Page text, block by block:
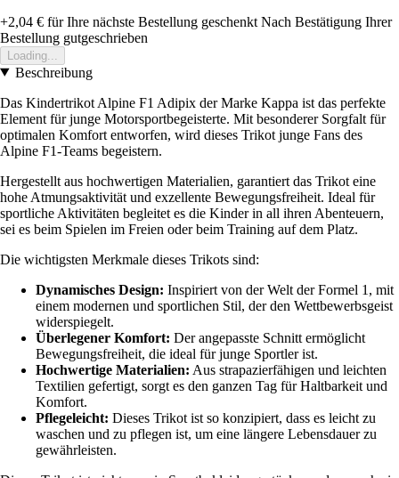
+2,04 € für Ihre nächste Bestellung geschenkt Nach Bestätigung Ihrer
Bestellung gutgeschrieben
Loading...
Beschreibung
Das Kindertrikot Alpine F1 Adipix der Marke Kappa ist das perfekte
Element für junge Motorsportbegeisterte. Mit besonderer Sorgfalt für
optimalen Komfort entworfen, wird dieses Trikot junge Fans des
Alpine F1-Teams begeistern.
Hergestellt aus hochwertigen Materialien, garantiert das Trikot eine
hohe Atmungsaktivität und exzellente Bewegungsfreiheit. Ideal für
sportliche Aktivitäten begleitet es die Kinder in all ihren Abenteuern,
sei es beim Spielen im Freien oder beim Training auf dem Platz.
Die wichtigsten Merkmale dieses Trikots sind:
Dynamisches Design: Inspiriert von der Welt der Formel 1, mit
einem modernen und sportlichen Stil, der den Wettbewerbsgeist
widerspiegelt.
Überlegener Komfort: Der angepasste Schnitt ermöglicht
Bewegungsfreiheit, die ideal für junge Sportler ist.
Hochwertige Materialien: Aus strapazierfähigen und leichten
Textilien gefertigt, sorgt es den ganzen Tag für Haltbarkeit und
Komfort.
Pflegeleicht: Dieses Trikot ist so konzipiert, dass es leicht zu
waschen und zu pflegen ist, um eine längere Lebensdauer zu
gewährleisten.